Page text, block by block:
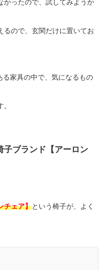
かったので、試してみようか
るので、玄関だけに置いてお
る家具の中で、気になるもの
子ブランド【アーロン
チェア】という椅子が、よく